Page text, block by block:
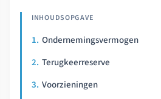
Ondernemingsvermogen
Terugkeerreserve
Voorzieningen